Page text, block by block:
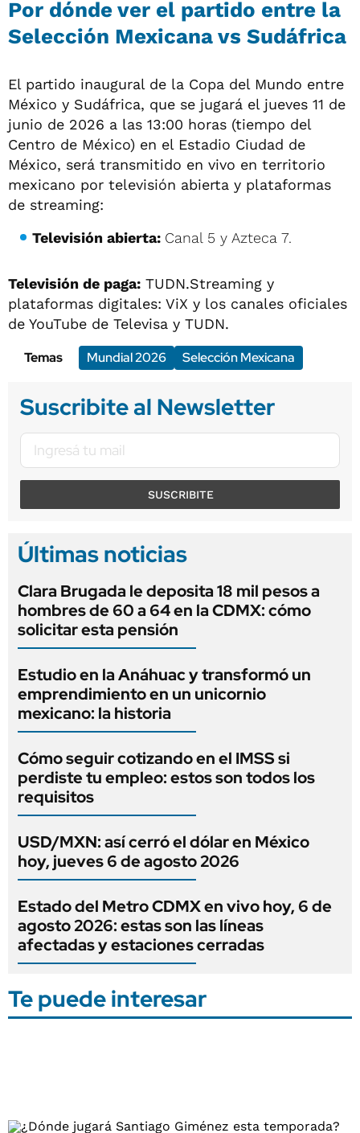
Por dónde ver el partido entre la
Selección Mexicana vs Sudáfrica
El partido inaugural de la Copa del Mundo entre
México y Sudáfrica, que se jugará el jueves 11 de
junio de 2026 a las 13:00 horas (tiempo del
Centro de México) en el Estadio Ciudad de
México, será transmitido en vivo en territorio
mexicano por televisión abierta y plataformas
de streaming:
Televisión abierta: Canal 5 y Azteca 7.
Televisión de paga: TUDN.Streaming y
plataformas digitales: ViX y los canales oficiales
de YouTube de Televisa y TUDN.
Temas
Mundial 2026 Selección Mexicana
Suscribite al Newsletter
SUSCRIBITE
Últimas noticias
Clara Brugada le deposita 18 mil pesos a
hombres de 60 a 64 en la CDMX: cómo
solicitar esta pensión
Estudio en la Anáhuac y transformó un
emprendimiento en un unicornio
mexicano: la historia
Cómo seguir cotizando en el IMSS si
perdiste tu empleo: estos son todos los
requisitos
USD/MXN: así cerró el dólar en México
hoy, jueves 6 de agosto 2026
Estado del Metro CDMX en vivo hoy, 6 de
agosto 2026: estas son las líneas
afectadas y estaciones cerradas
Te puede interesar